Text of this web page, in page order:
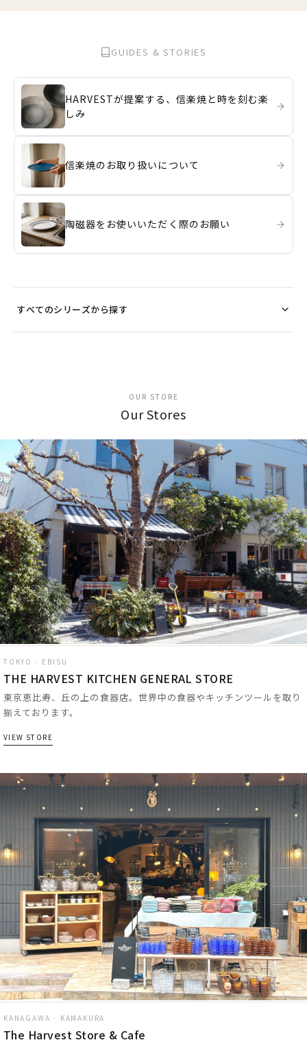
GUIDES & STORIES
HARVESTが提案する、信楽焼と時を刻む楽
しみ
信楽焼のお取り扱いについて
陶磁器をお使いいただく際のお願い
すべてのシリーズから探す
OUR STORE
Our Stores
TOKYO · EBISU
THE HARVEST KITCHEN GENERAL STORE
東京恵比寿、丘の上の食器店。世界中の食器やキッチンツールを取り
揃えております。
VIEW STORE
KANAGAWA · KAMAKURA
The Harvest Store & Cafe